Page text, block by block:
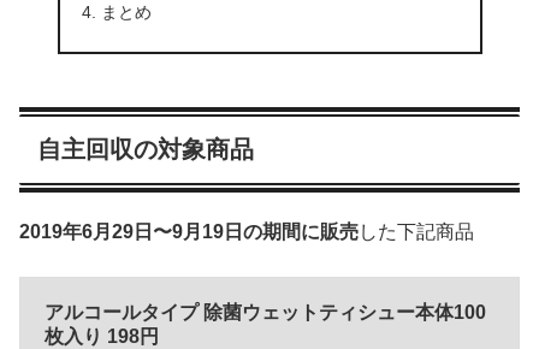
まとめ
自主回収の対象商品
2019年6月29日〜9月19日の期間に販売した下記商品
アルコールタイプ 除菌ウェットティシュー本体100
枚入り 198円